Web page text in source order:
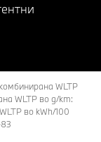
WLTP
WLTP во g/km:
во kWh/100